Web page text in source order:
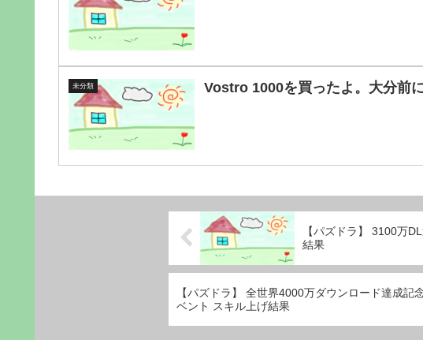
未分類 Vostro 1000を買ったよ。大分前
【パズドラ】 3100万
結果
【パズドラ】 全世界4000万ダウンロード達成記
ベント スキル上げ結果